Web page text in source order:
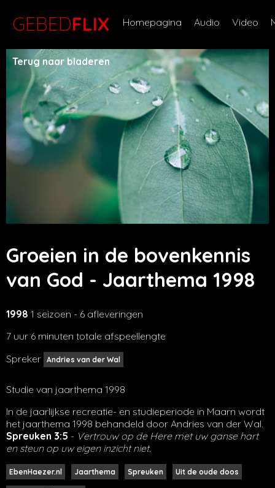
GEBEDFLIX Homepagina Audio Video
Terug naar bladeren
Groeien in de bovenkennis
van God - Jaarthema 1998
1998 1 seizoen - 6 afleveringen
7 uur 6 minuten totale afspeellengte
Spreker Andries van der Wal
Studie van jaarthema 1998
In de jaarlijkse recreatie- en studieperiode in Maarn wordt
het jaarthema 1998 behandeld door Andries van der Wal.
Spreuken 3:5 - Vertrouw op de Here met uw ganse hart
en steun op uw eigen inzicht niet.
EbenHaezer.nl Jaarthema Spreuken Uit de oude doos